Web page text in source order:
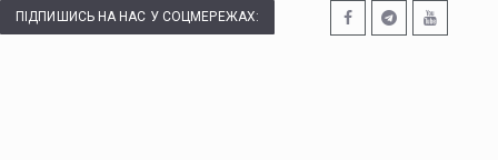
ПІДПИШИСЬ НА НАС У СОЦМЕРЕЖАХ: